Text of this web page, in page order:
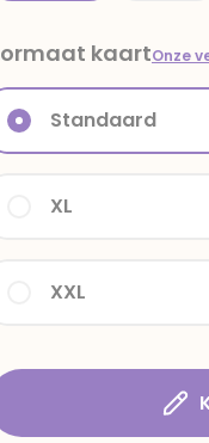
kaartOnze
XXL
XL
Standaard